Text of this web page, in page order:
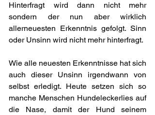
Hinterfragt wird dann nicht mehr
sondern der nun aber wirklich
allerneuesten Erkenntnis gefolgt. Sinn
oder Unsinn wird nicht mehr hinterfragt.
Wie alle neuesten Erkenntnisse hat sich
auch dieser Unsinn irgendwann von
selbst erledigt. Heute setzen sich so
manche Menschen Hundeleckerlies auf
die Nase, damit der Hund seinem